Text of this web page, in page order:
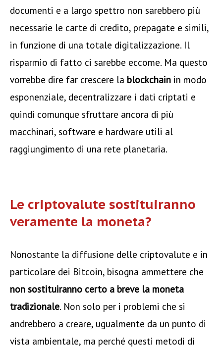
documenti e a largo spettro non sarebbero più
necessarie le carte di credito, prepagate e simili,
in funzione di una totale digitalizzazione. Il
risparmio di fatto ci sarebbe eccome. Ma questo
vorrebbe dire far crescere la blockchain in modo
esponenziale, decentralizzare i dati criptati e
quindi comunque sfruttare ancora di più
macchinari, software e hardware utili al
raggiungimento di una rete planetaria.
Le criptovalute sostituiranno
veramente la moneta?
Nonostante la diffusione delle criptovalute e in
particolare dei Bitcoin, bisogna ammettere che
non sostituiranno certo a breve la moneta
tradizionale. Non solo per i problemi che si
andrebbero a creare, ugualmente da un punto di
vista ambientale, ma perché questi metodi di